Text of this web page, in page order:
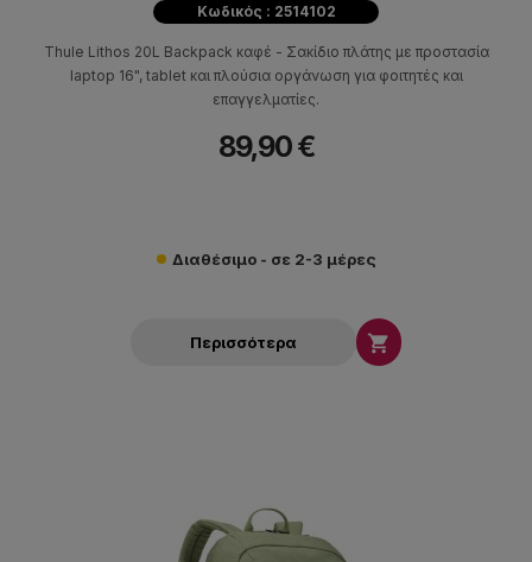
Κωδικός : 2514102
Thule Lithos 20L Backpack καφέ - Σακίδιο πλάτης με προστασία
laptop 16", tablet και πλούσια οργάνωση για φοιτητές και
επαγγελματίες.
89,90 €
Διαθέσιμο - σε 2-3 μέρες
Περισσότερα 